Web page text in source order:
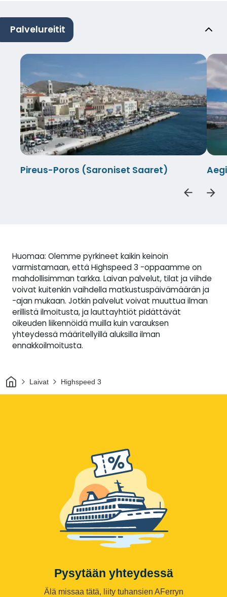
Palvelureitit
Pireus-Poros (Saroniset Saaret)
Huomaa: Olemme pyrkineet kaikin keinoin
varmistamaan, että Highspeed 3 -oppaamme on
mahdollisimman tarkka. Laivan palvelut, tilat ja viihde
voivat kuitenkin vaihdella matkustuspäivämäärän ja
-ajan mukaan. Jotkin palvelut voivat muuttua ilman
erillistä ilmoitusta, ja lauttayhtiöt pidättävät
oikeuden liikennöidä muilla kuin varauksen
yhteydessä määritellyillä aluksilla ilman
ennakkoilmoitusta.
Kotiin Laivat Highspeed 3
Pysytään yhteydessä
Älä missaa tätä, liity tuhansien AFerryn